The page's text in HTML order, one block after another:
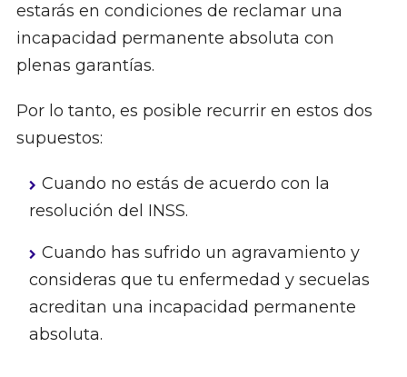
estarás en condiciones de reclamar una
incapacidad permanente absoluta con
plenas garantías.
Por lo tanto, es posible recurrir en estos dos
supuestos:
Cuando no estás de acuerdo con la
resolución del INSS.
Cuando has sufrido un agravamiento y
consideras que tu enfermedad y secuelas
acreditan una incapacidad permanente
absoluta.